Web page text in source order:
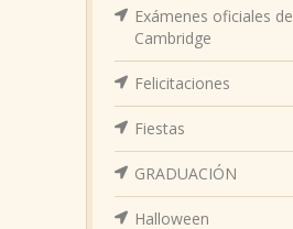
Exámenes oficiales de
Cambridge
Felicitaciones
Fiestas
GRADUACIÓN
Halloween